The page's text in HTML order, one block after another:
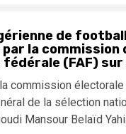
de
la commission
(FAF)
commission
de la sélection
Mansour Belaïd